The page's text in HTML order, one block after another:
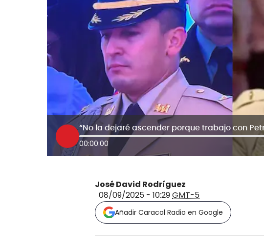
00:00:00
José David Rodríguez
08/09/2025 - 10:29GMT-5
Añadir Caracol Radio en Google